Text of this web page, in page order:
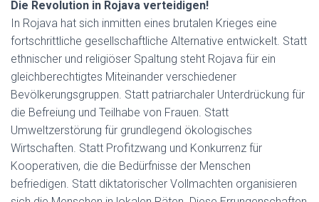
Die Revolution in Rojava verteidigen!
In Rojava hat sich inmitten eines brutalen Krieges eine
fortschrittliche gesellschaftliche Alternative entwickelt. Statt
ethnischer und religiöser Spaltung steht Rojava für ein
gleichberechtigtes Miteinander verschiedener
Bevölkerungsgruppen. Statt patriarchaler Unterdrückung für
die Befreiung und Teilhabe von Frauen. Statt
Umweltzerstörung für grundlegend ökologisches
Wirtschaften. Statt Profitzwang und Konkurrenz für
Kooperativen, die die Bedürfnisse der Menschen
befriedigen. Statt diktatorischer Vollmachten organisieren